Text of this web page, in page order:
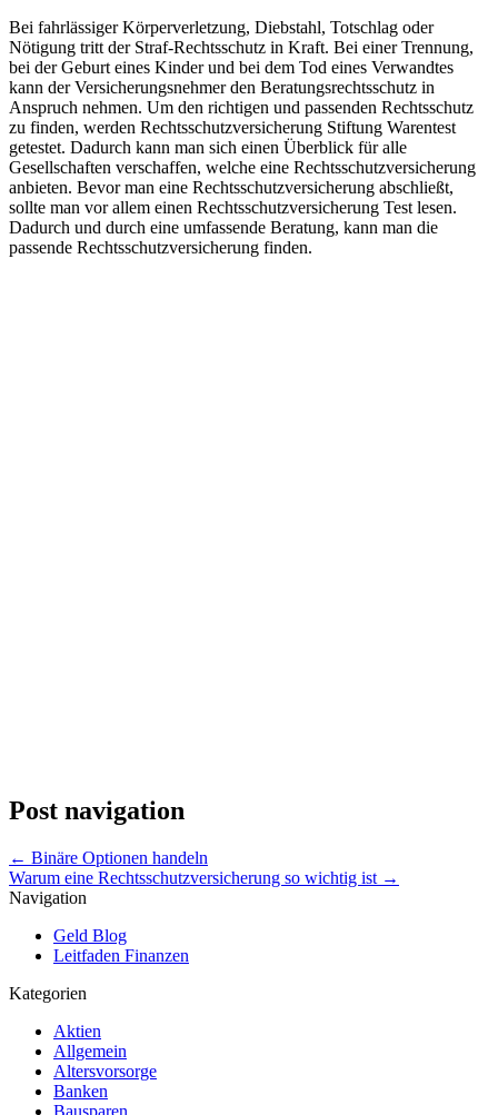
Bei fahrlässiger Körperverletzung, Diebstahl, Totschlag oder
Nötigung tritt der Straf-Rechtsschutz in Kraft. Bei einer Trennung,
bei der Geburt eines Kinder und bei dem Tod eines Verwandtes
kann der Versicherungsnehmer den Beratungsrechtsschutz in
Anspruch nehmen. Um den richtigen und passenden Rechtsschutz
zu finden, werden Rechtsschutzversicherung Stiftung Warentest
getestet. Dadurch kann man sich einen Überblick für alle
Gesellschaften verschaffen, welche eine Rechtsschutzversicherung
anbieten. Bevor man eine Rechtsschutzversicherung abschließt,
sollte man vor allem einen Rechtsschutzversicherung Test lesen.
Dadurch und durch eine umfassende Beratung, kann man die
passende Rechtsschutzversicherung finden.
Post navigation
← Binäre Optionen handeln
Warum eine Rechtsschutzversicherung so wichtig ist →
Navigation
Geld Blog
Leitfaden Finanzen
Kategorien
Aktien
Allgemein
Altersvorsorge
Banken
Bausparen